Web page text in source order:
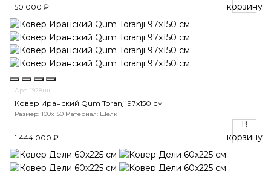
50 000 ₽
корзину
Арт. 1928нш
Ковер Иранский Qum Toranji 97x150 см
Размер: 100x150 Материал: Шёлк
1 444 000 ₽
В
корзину